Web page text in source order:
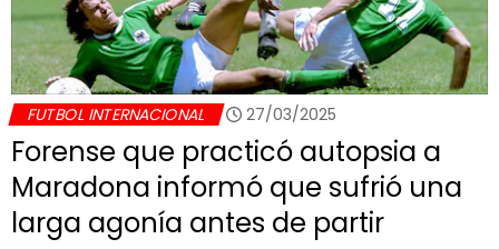
FUTBOL INTERNACIONAL 27/03/2025
Forense que practicó autopsia a
Maradona informó que sufrió una
larga agonía antes de partir